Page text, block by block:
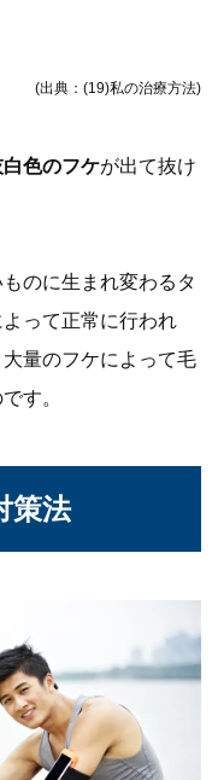
(出典：(19)私の治療方法)
色のフケが出て抜け
のに生まれ変わるタ
って正常に行われ
量のフケによって毛
す。
策法